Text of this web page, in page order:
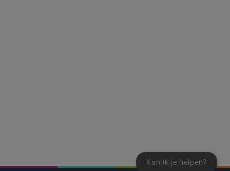
Kan ik je helpen?